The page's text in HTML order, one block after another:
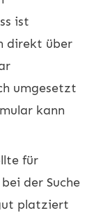
ist
direkt über
umgesetzt
kann
für
der Suche
platziert